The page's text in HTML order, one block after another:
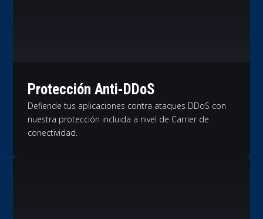
Protección Anti-DDoS
Defiende tus aplicaciones contra ataques DDoS con
nuestra protección incluida a nivel de Carrier de
conectividad.